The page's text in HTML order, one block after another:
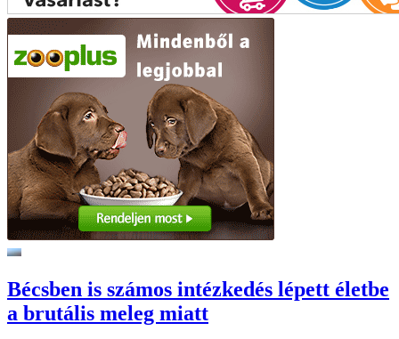
Bécsben is számos intézkedés lépett életbe
a brutális meleg miatt